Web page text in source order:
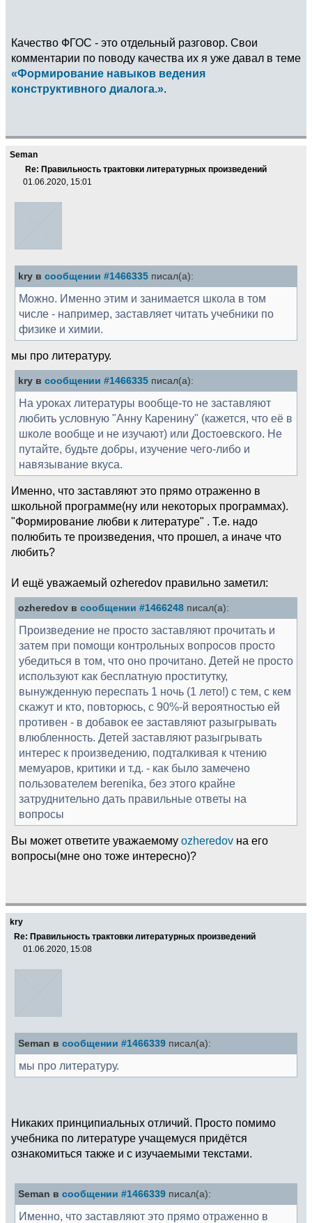
Качество ФГОС - это отдельный разговор. Свои
комментарии по поводу качества их я уже давал в теме
«Формирование навыков ведения
конструктивного диалога.».
Seman
Re: Правильность трактовки литературных произведений
01.06.2020, 15:01
kry в сообщении #1466335 писал(а):
Можно. Именно этим и занимается школа в том
числе - например, заставляет читать учебники по
физике и химии.
мы про литературу.
kry в сообщении #1466335 писал(а):
На уроках литературы вообще-то не заставляют
любить условную "Анну Каренину" (кажется, что её в
школе вообще и не изучают) или Достоевского. Не
путайте, будьте добры, изучение чего-либо и
навязывание вкуса.
Именно, что заставляют это прямо отраженно в
школьной программе(ну или некоторых программах).
"Формирование любви к литературе" . Т.е. надо
полюбить те произведения, что прошел, а иначе что
любить?
И ещё уважаемый ozheredov правильно заметил:
ozheredov в сообщении #1466248 писал(а):
Произведение не просто заставляют прочитать и
затем при помощи контрольных вопросов просто
убедиться в том, что оно прочитано. Детей не просто
используют как бесплатную проститутку,
вынужденную переспать 1 ночь (1 лето!) с тем, с кем
скажут и кто, повторюсь, с 90%-й вероятностью ей
противен - в добавок ее заставляют разыгрывать
влюбленность. Детей заставляют разыгрывать
интерес к произведению, подталкивая к чтению
мемуаров, критики и т.д. - как было замечено
пользователем berenika, без этого крайне
затруднительно дать правильные ответы на
вопросы
Вы может ответите уважаемому ozheredov на его
вопросы(мне оно тоже интересно)?
kry
Re: Правильность трактовки литературных произведений
01.06.2020, 15:08
Seman в сообщении #1466339 писал(а):
мы про литературу.
Никаких принципиальных отличий. Просто помимо
учебника по литературе учащемуся придётся
ознакомиться также и с изучаемыми текстами.
Seman в сообщении #1466339 писал(а):
Именно, что заставляют это прямо отраженно в